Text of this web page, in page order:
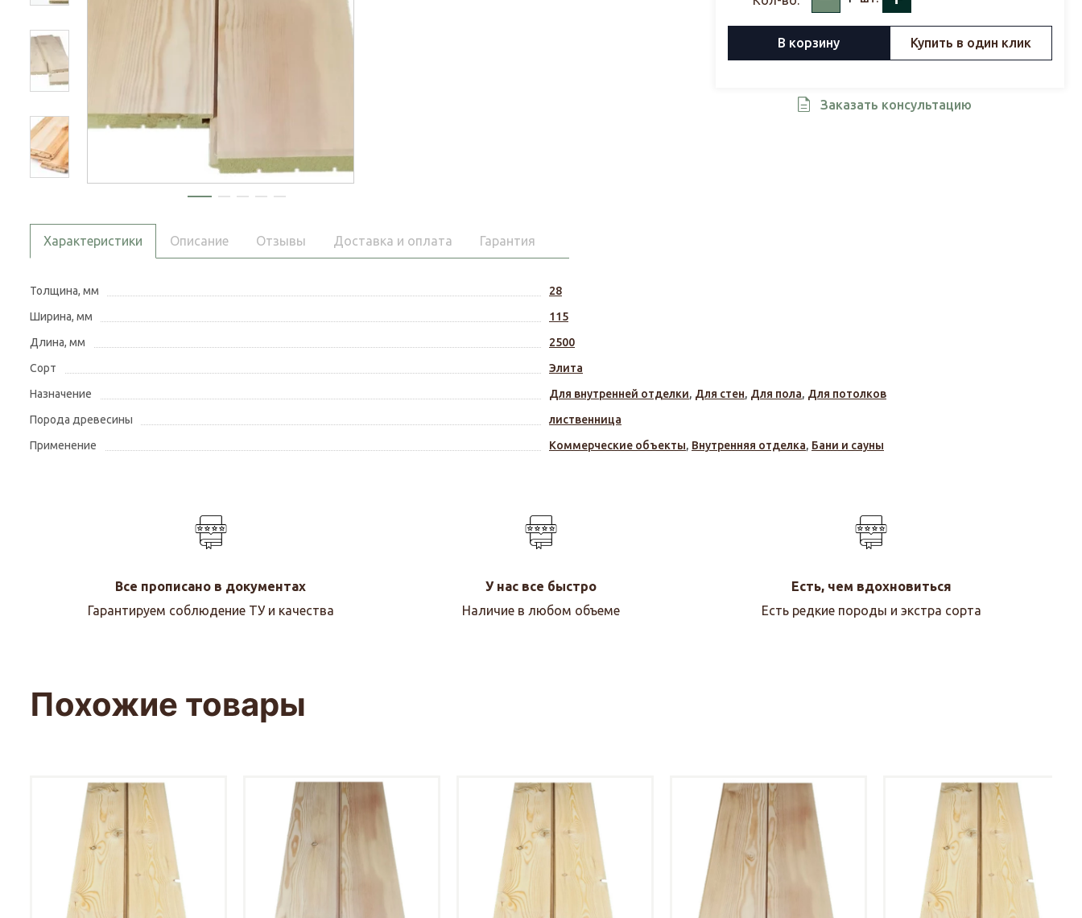
В корзину Купить в один клик
Заказать консультацию
Характеристики Описание Отзывы Доставка и оплата Гарантия
Толщина, мм
28
Ширина, мм
115
Длина, мм
2500
Сорт
Элита
Назначение
Для внутренней отделки, Для стен, Для пола, Для потолков
Порода древесины
лиственница
Применение
Коммерческие объекты, Внутренняя отделка, Бани и сауны
Все прописано в документах
Гарантируем соблюдение ТУ и качества
У нас все быстро
Наличие в любом объеме
Есть, чем вдохновиться
Есть редкие породы и экстра сорта
Похожие товары